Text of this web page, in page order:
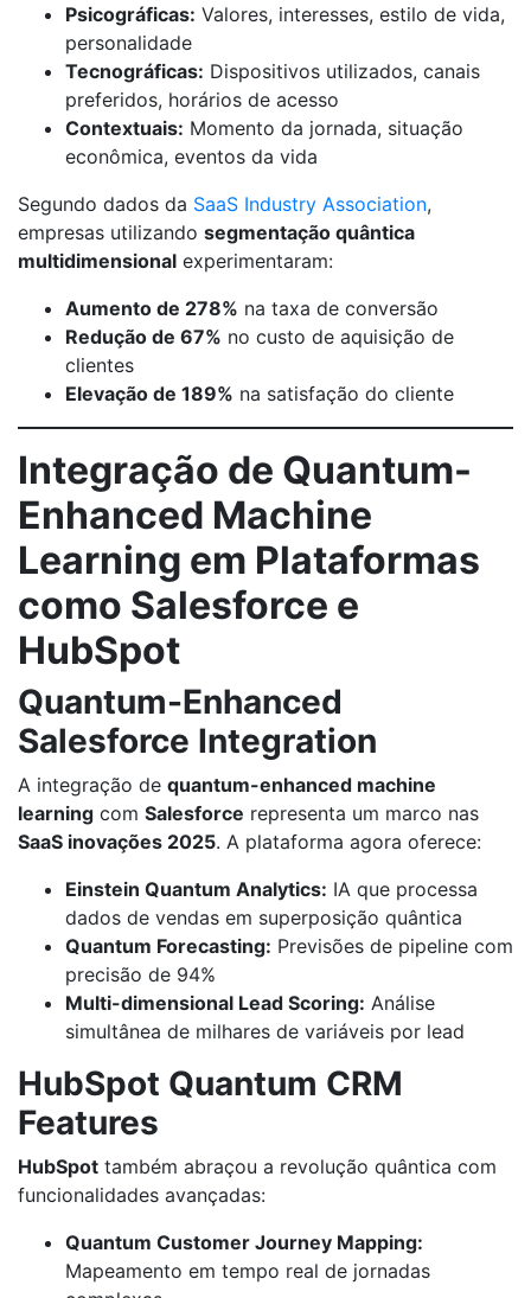
Psicográficas: Valores, interesses, estilo de vida,
personalidade
Tecnográficas: Dispositivos utilizados, canais
preferidos, horários de acesso
Contextuais: Momento da jornada, situação
econômica, eventos da vida
Segundo dados da SaaS Industry Association,
empresas utilizando segmentação quântica
multidimensional experimentaram:
Aumento de 278% na taxa de conversão
Redução de 67% no custo de aquisição de
clientes
Elevação de 189% na satisfação do cliente
Integração de Quantum-
Enhanced Machine
Learning em Plataformas
como Salesforce e
HubSpot
Quantum-Enhanced
Salesforce Integration
A integração de quantum-enhanced machine
learning com Salesforce representa um marco nas
SaaS inovações 2025. A plataforma agora oferece:
Einstein Quantum Analytics: IA que processa
dados de vendas em superposição quântica
Quantum Forecasting: Previsões de pipeline com
precisão de 94%
Multi-dimensional Lead Scoring: Análise
simultânea de milhares de variáveis por lead
HubSpot Quantum CRM
Features
HubSpot também abraçou a revolução quântica com
funcionalidades avançadas:
Quantum Customer Journey Mapping:
Mapeamento em tempo real de jornadas